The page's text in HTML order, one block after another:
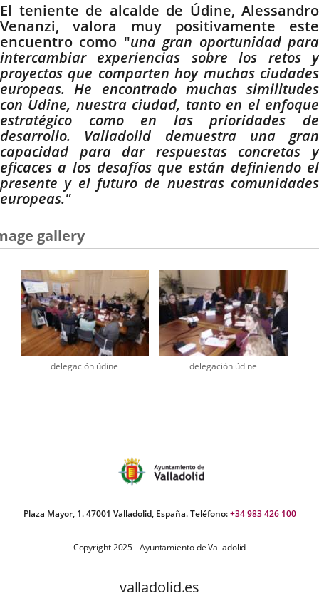
El teniente de alcalde de Údine, Alessandro
Venanzi, valora muy positivamente este
encuentro como "una gran oportunidad para
intercambiar experiencias sobre los retos y
proyectos que comparten hoy muchas ciudades
europeas. He encontrado muchas similitudes
con Udine, nuestra ciudad, tanto en el enfoque
estratégico como en las prioridades de
desarrollo. Valladolid demuestra una gran
capacidad para dar respuestas concretas y
eficaces a los desafíos que están definiendo el
presente y el futuro de nuestras comunidades
europeas."
gallery
delegación údine delegación údine
Plaza Mayor, 1. 47001 Valladolid, España. Teléfono:+34 983 426 100
Copyright 2025 - Ayuntamiento de Valladolid
valladolid.es